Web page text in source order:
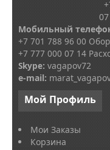
Мобильный
+7 701 788 96 00
+7 777 000 07 14
Skype: vagapov72
e-mail:
Мой Профиль
Мои Заказы
Корзина